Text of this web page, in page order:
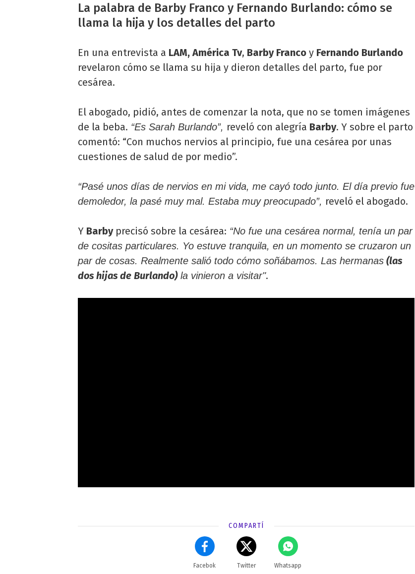
La palabra de Barby Franco y Fernando Burlando: cómo se
llama la hija y los detalles del parto
En una entrevista a LAM, América Tv, Barby Franco y Fernando Burlando
revelaron cómo se llama su hija y dieron detalles del parto, fue por
cesárea.
El abogado, pidió, antes de comenzar la nota, que no se tomen imágenes
de la beba. “Es Sarah Burlando”, reveló con alegría Barby. Y sobre el parto
comentó: “Con muchos nervios al principio, fue una cesárea por unas
cuestiones de salud de por medio”.
“Pasé unos días de nervios en mi vida, me cayó todo junto. El día previo fue
demoledor, la pasé muy mal. Estaba muy preocupado”, reveló el abogado.
Y Barbyprecisó sobre la cesárea: “No fue una cesárea normal, tenía un par
de cositas particulares. Yo estuve tranquila, en un momento se cruzaron un
par de cosas. Realmente salió todo cómo soñábamos. Las hermanas (las
dos hijas de Burlando)la vinieron a visitar".
COMPARTÍ
Facebok Twitter Whatsapp